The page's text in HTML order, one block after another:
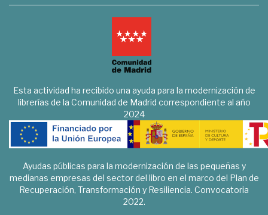
Esta actividad ha recibido una ayuda para la modernización de
librerías de la Comunidad de Madrid correspondiente al año
2024
Ayudas públicas para la modernización de las pequeñas y
medianas empresas del sector del libro en el marco del Plan de
Recuperación, Transformación y Resiliencia. Convocatoria
2022.